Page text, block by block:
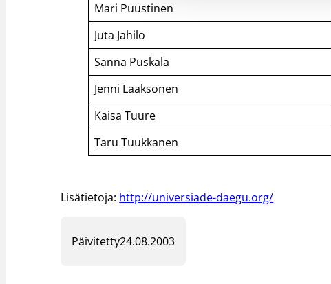
Mari Puustinen
Juta Jahilo
Sanna Puskala
Jenni Laaksonen
Kaisa Tuure
Taru Tuukkanen
Lisätietoja: http://universiade-daegu.org/
Päivitetty24.08.2003